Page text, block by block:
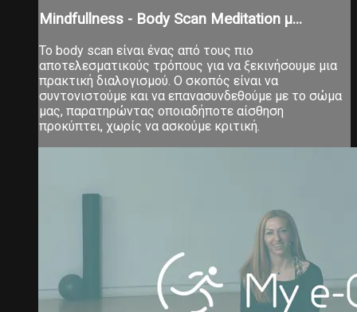
Mindfullness - Body Scan Meditation μ...
Το body scan είναι ένας από τους πιο
αποτελεσματικούς τρόπους για να ξεκινήσουμε μια
πρακτική διαλογισμού. Ο σκοπός είναι να
συντονιστούμε και να επανασυνδεθούμε με το σώμα
μας, παρατηρώντας οποιαδήποτε αίσθηση
προκύπτει, χωρίς να ασκούμε κριτική.